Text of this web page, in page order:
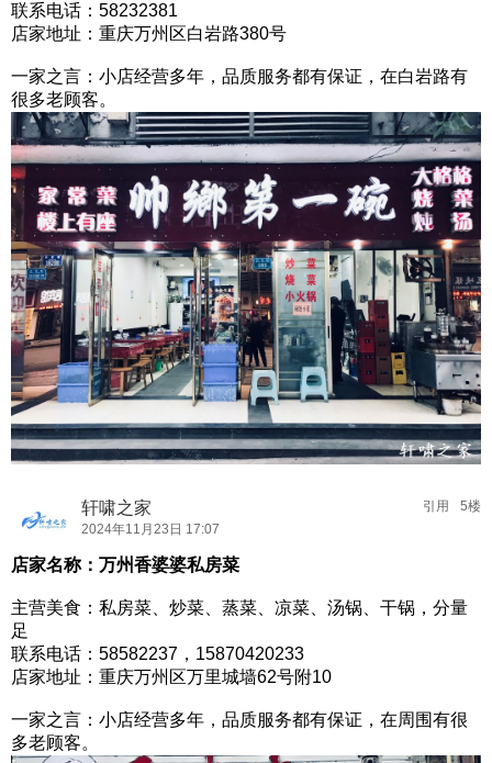
联系电话：58232381
店家地址：重庆万州区白岩路380号
一家之言：小店经营多年，品质服务都有保证，在白岩路有
很多老顾客。
轩啸之家
2024年11月23日 17:07
引用 5楼
店家名称：万州香婆婆私房菜
主营美食：私房菜、炒菜、蒸菜、凉菜、汤锅、干锅，分量
足
联系电话：58582237，15870420233
店家地址：重庆万州区万里城墙62号附10
一家之言：小店经营多年，品质服务都有保证，在周围有很
多老顾客。